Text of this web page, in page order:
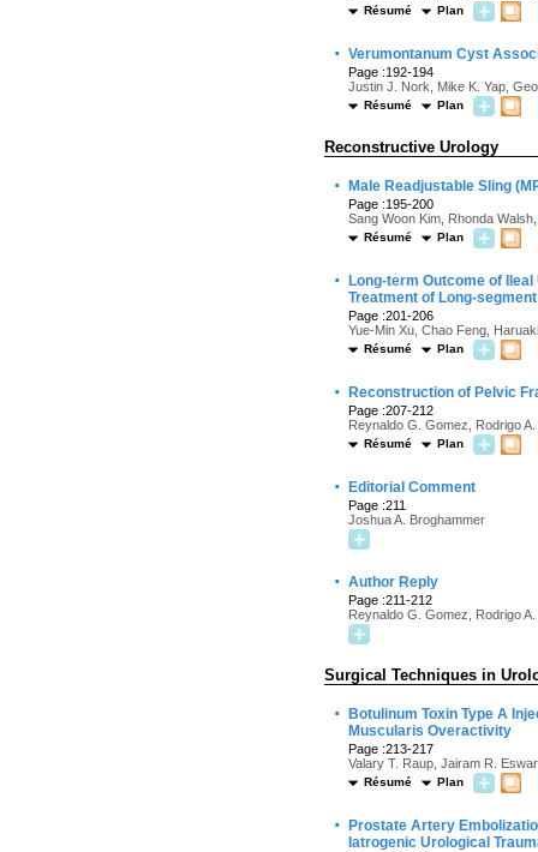
Résumé Plan
· Verumontanum Cyst
Page :192-194
Justin J. Nork, Mike K. Yap,
Résumé Plan
Reconstructive Urology
· Male Readjustable Sling
Page :195-200
Sang Woon Kim, Rhonda
Résumé Plan
·
Long-term Outcome of
Treatment of Long-
Page :201-206
Yue-Min Xu, Chao Feng,
Résumé Plan
· Reconstruction of Pelvic
Page :207-212
Reynaldo G. Gomez, Rodrigo
Résumé Plan
· Editorial Comment
Page :211
Joshua A. Broghammer
· Author Reply
Page :211-212
Reynaldo G. Gomez, Rodrigo
Surgical Techniques in
·
Botulinum Toxin Type A
Muscularis Overactivity
Page :213-217
Valary T. Raup, Jairam R.
Résumé Plan
·
Prostate Artery
Iatrogenic Urological